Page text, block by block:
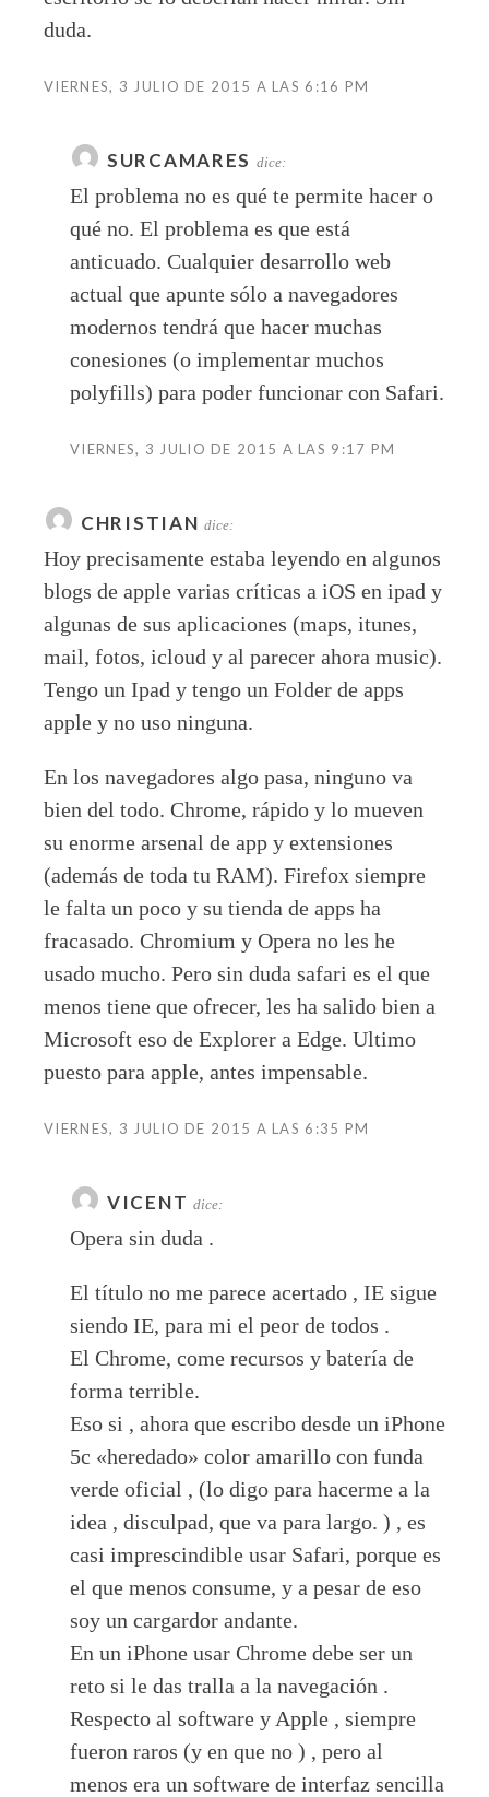
duda.
VIERNES, 3 JULIO DE 2015 A LAS 6:16 PM
SURCAMARES dice:
El problema no es qué te permite hacer o
qué no. El problema es que está
anticuado. Cualquier desarrollo web
actual que apunte sólo a navegadores
modernos tendrá que hacer muchas
conesiones (o implementar muchos
polyfills) para poder funcionar con Safari.
VIERNES, 3 JULIO DE 2015 A LAS 9:17 PM
CHRISTIAN dice:
Hoy precisamente estaba leyendo en algunos
blogs de apple varias críticas a iOS en ipad y
algunas de sus aplicaciones (maps, itunes,
mail, fotos, icloud y al parecer ahora music).
Tengo un Ipad y tengo un Folder de apps
apple y no uso ninguna.
En los navegadores algo pasa, ninguno va
bien del todo. Chrome, rápido y lo mueven
su enorme arsenal de app y extensiones
(además de toda tu RAM). Firefox siempre
le falta un poco y su tienda de apps ha
fracasado. Chromium y Opera no les he
usado mucho. Pero sin duda safari es el que
menos tiene que ofrecer, les ha salido bien a
Microsoft eso de Explorer a Edge. Ultimo
puesto para apple, antes impensable.
VIERNES, 3 JULIO DE 2015 A LAS 6:35 PM
VICENT dice:
Opera sin duda .
El título no me parece acertado , IE sigue
siendo IE, para mi el peor de todos .
El Chrome, come recursos y batería de
forma terrible.
Eso si , ahora que escribo desde un iPhone
5c «heredado» color amarillo con funda
verde oficial , (lo digo para hacerme a la
idea , disculpad, que va para largo. ) , es
casi imprescindible usar Safari, porque es
el que menos consume, y a pesar de eso
soy un cargardor andante.
En un iPhone usar Chrome debe ser un
reto si le das tralla a la navegación .
Respecto al software y Apple , siempre
fueron raros (y en que no ) , pero al
menos era un software de interfaz sencilla